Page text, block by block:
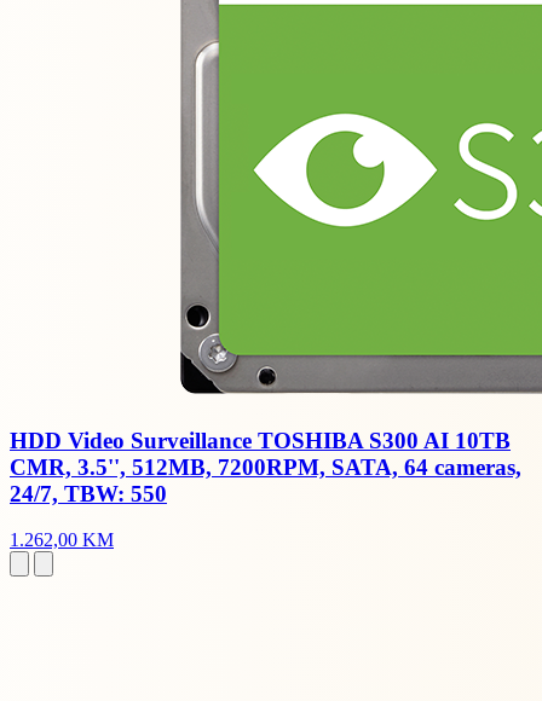
HDD Video Surveillance TOSHIBA S300 AI 10TB
CMR, 3.5'', 512MB, 7200RPM, SATA, 64 cameras,
24/7, TBW: 550
1.262,00 KM